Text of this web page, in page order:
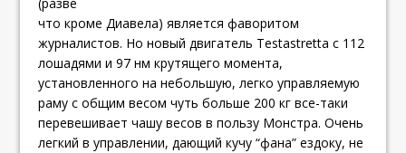
что кроме Диавела) является фаворитом
журналистов. Но новый двигатель Testastretta с 112
лошадями и 97 нм крутящего момента,
установленного на небольшую, легко управляемую
раму с общим весом чуть больше 200 кг все-таки
перевешивает чашу весов в пользу Монстра. Очень
легкий в управлении, дающий кучу “фана” ездоку, не